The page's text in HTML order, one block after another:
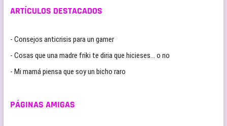
ARTÍCULOS DESTACADOS
- Consejos anticrisis para un gamer
- Cosas que una madre friki te diria que hicieses… o no
- Mi mamá piensa que soy un bicho raro
PÁGINAS AMIGAS